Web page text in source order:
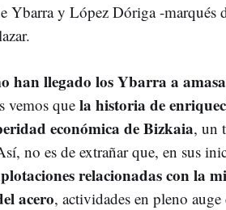
Ybarra y López Dóriga -marqués
han llegado los Ybarra a
vemos que la historia de
económica de Bizkaia, un
no es de extrañar que, en sus
relacionadas con la
acero, actividades en pleno